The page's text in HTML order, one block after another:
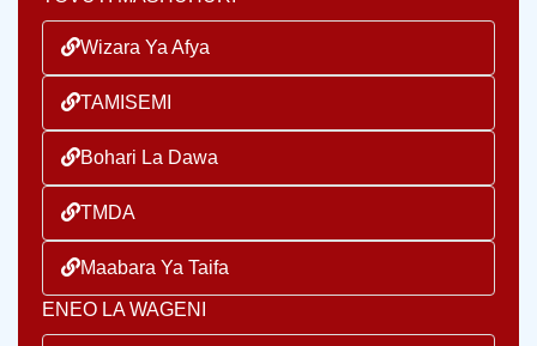
Wizara Ya Afya
TAMISEMI
Bohari La Dawa
TMDA
Maabara Ya Taifa
ENEO LA WAGENI